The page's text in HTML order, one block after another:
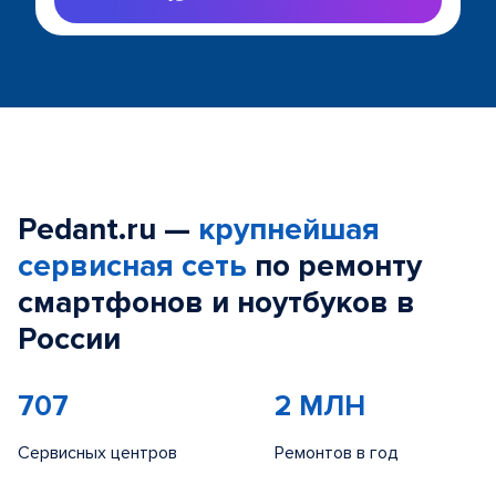
Pedant.ru — крупнейшая
сервисная сеть по ремонту
смартфонов и ноутбуков в
России
707
Сервисных центров
2 МЛН
Ремонтов в год